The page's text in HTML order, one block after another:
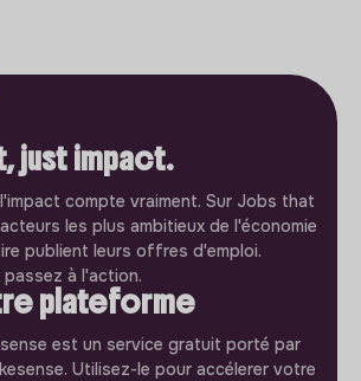
just impact.
compte vraiment. Sur Jobs that
les plus ambitieux de l'économie
publient leurs offres d'emploi.
à l'action.
plateforme
est un service gratuit porté par
Utilisez-le pour accélerer votre